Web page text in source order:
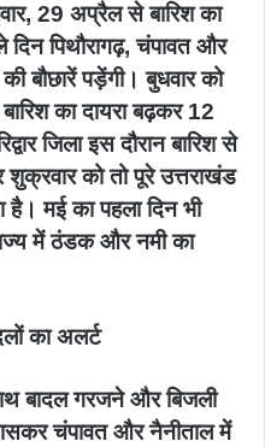
29 अप्रैल से बारिश का
पिथौरागढ़, चंपावत और
बौछारें पड़ेंगी। बुधवार को
का दायरा बढ़कर 12
जिला इस दौरान बारिश से
को तो पूरे उत्तराखंड
है। मई का पहला दिन भी
में ठंडक और नमी का
का अलर्ट
बादल गरजने और बिजली
चंपावत और नैनीताल में